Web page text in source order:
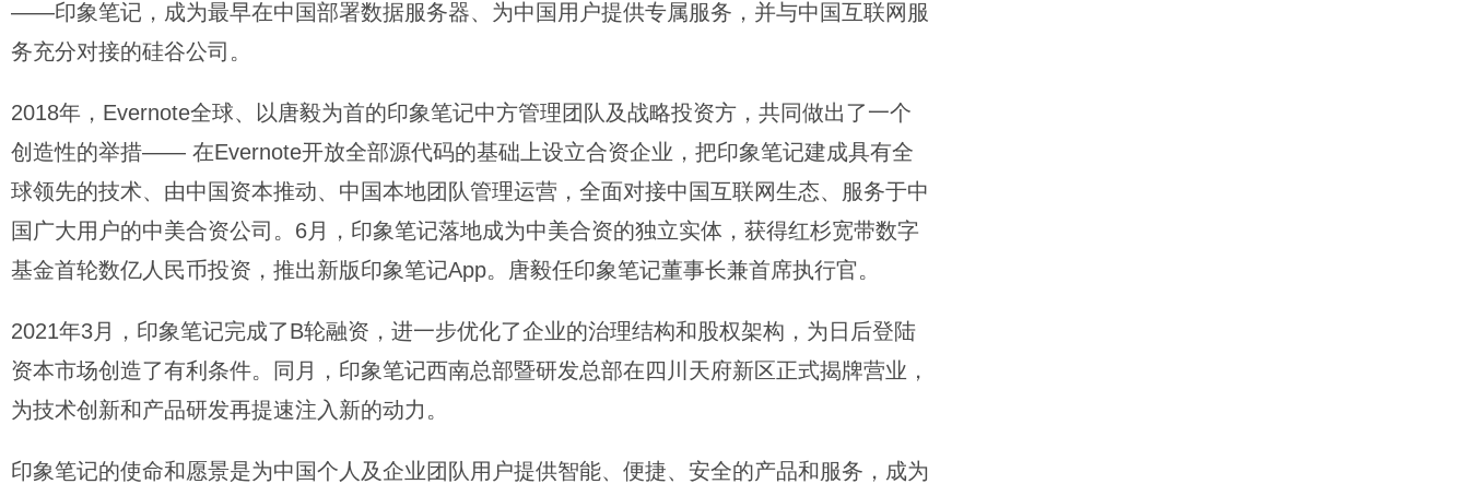
——印象笔记，成为最早在中国部署数据服务器、为中国用户提供专属服务，并与中国互联网服
务充分对接的硅谷公司。
2018年，Evernote全球、以唐毅为首的印象笔记中方管理团队及战略投资方，共同做出了一个
创造性的举措—— 在Evernote开放全部源代码的基础上设立合资企业，把印象笔记建成具有全
球领先的技术、由中国资本推动、中国本地团队管理运营，全面对接中国互联网生态、服务于中
国广大用户的中美合资公司。6月，印象笔记落地成为中美合资的独立实体，获得红杉宽带数字
基金首轮数亿人民币投资，推出新版印象笔记App。唐毅任印象笔记董事长兼首席执行官。
2021年3月，印象笔记完成了B轮融资，进一步优化了企业的治理结构和股权架构，为日后登陆
资本市场创造了有利条件。同月，印象笔记西南总部暨研发总部在四川天府新区正式揭牌营业，
为技术创新和产品研发再提速注入新的动力。
印象笔记的使命和愿景是为中国个人及企业团队用户提供智能、便捷、安全的产品和服务，成为